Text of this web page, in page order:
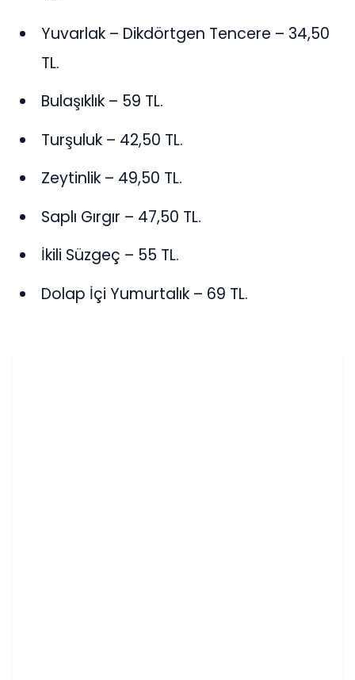
Yuvarlak – Dikdörtgen Tencere – 34,50
TL.
Bulaşıklık – 59 TL.
Turşuluk – 42,50 TL.
Zeytinlik – 49,50 TL.
Saplı Gırgır – 47,50 TL.
İkili Süzgeç – 55 TL.
Dolap İçi Yumurtalık – 69 TL.